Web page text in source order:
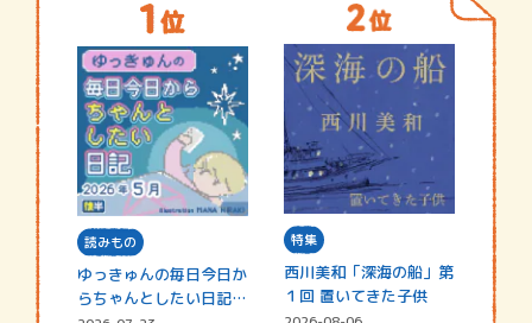
読みもの
ゆっきゅんの毎日今日か
らちゃんとしたい日記
特集
西川美和「深海の船」第
１回 置いてきた子供